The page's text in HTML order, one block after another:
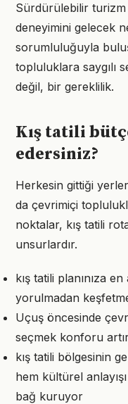
Sürdürülebilir turizm
deneyimini gelecek
sorumluluğuyla
topluluklara saygılı
değil, bir gereklilik.
Kış tatili
edersiniz?
Herkesin gittiği
da çevrimiçi
noktalar, kış tatili
unsurlardır.
kış tatili planınıza
yorulmadan
Uçuş öncesinde
seçmek konforu
kış tatili bölgesinin
hem kültürel
bağ kuruyor